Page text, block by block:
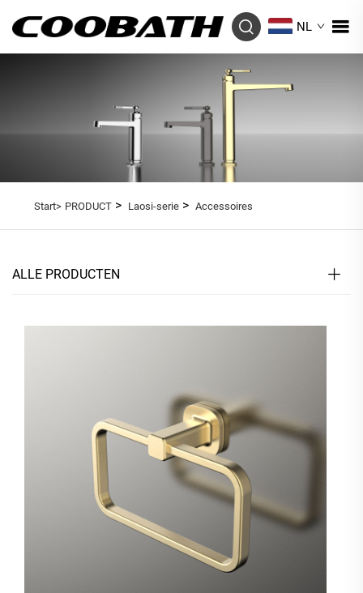
NL
Start> PRODUCT> Laosi-serie> Accessoires
ALLE PRODUCTEN